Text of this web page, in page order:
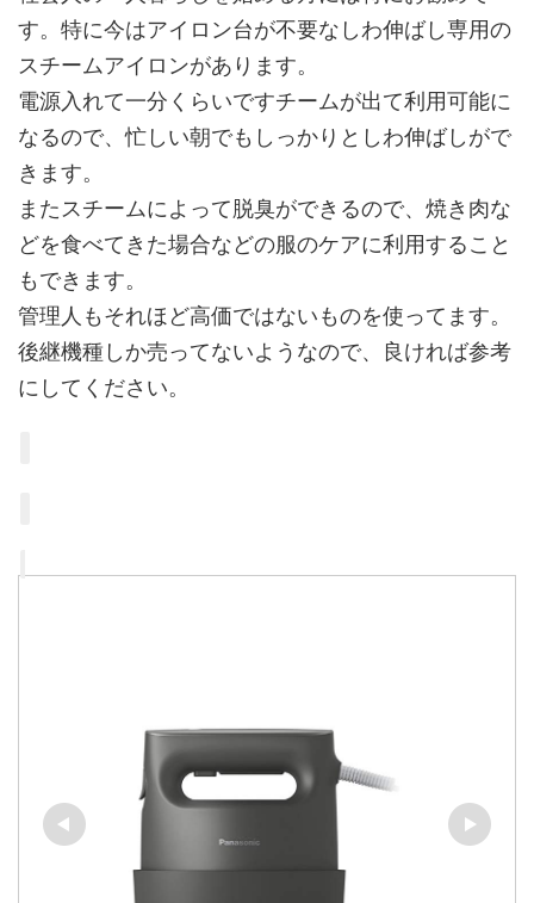
す。特に今はアイロン台が不要なしわ伸ばし専用の
スチームアイロンがあります。
電源入れて一分くらいですチームが出て利用可能に
なるので、忙しい朝でもしっかりとしわ伸ばしがで
きます。
またスチームによって脱臭ができるので、焼き肉な
どを食べてきた場合などの服のケアに利用すること
もできます。
管理人もそれほど高価ではないものを使ってます。
後継機種しか売ってないようなので、良ければ参考
にしてください。